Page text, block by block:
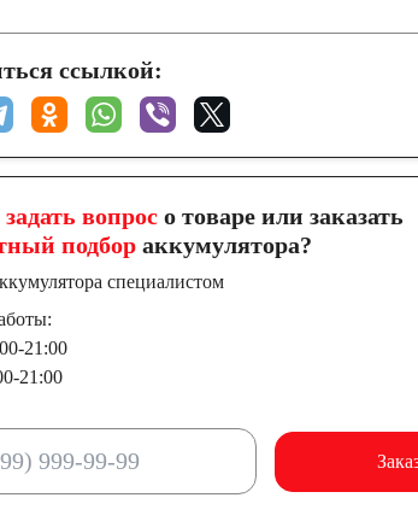
ссылкой:
задать вопросо товаре или заказать
подбораккумулятора?
специалистом
21:00
21:00